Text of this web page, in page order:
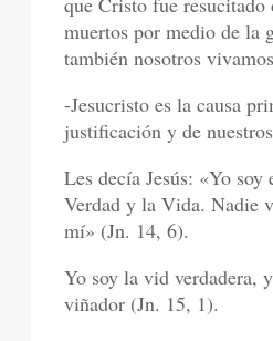
muertos por medio de la
también nosotros
-Jesucristo es la causa
justificación y de
Les decía Jesús: «Yo
Verdad y la Vida. Nadie
mí» (Jn. 14, 6).
Yo soy la vid verdadera,
viñador (Jn. 15, 1).